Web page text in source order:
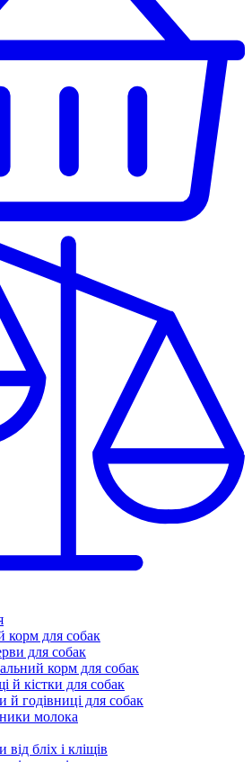
корм для собак
для собак
корм для собак
й кістки для собак
й годівниці для собак
молока
від бліх і кліщів